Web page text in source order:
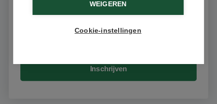
9.6 / 10 (531 beoordelingen)
WEIGEREN
Cookie-instellingen
Ontvang als eerste de beste aanbiedingen en persoonlijk
advies
Inschrijven